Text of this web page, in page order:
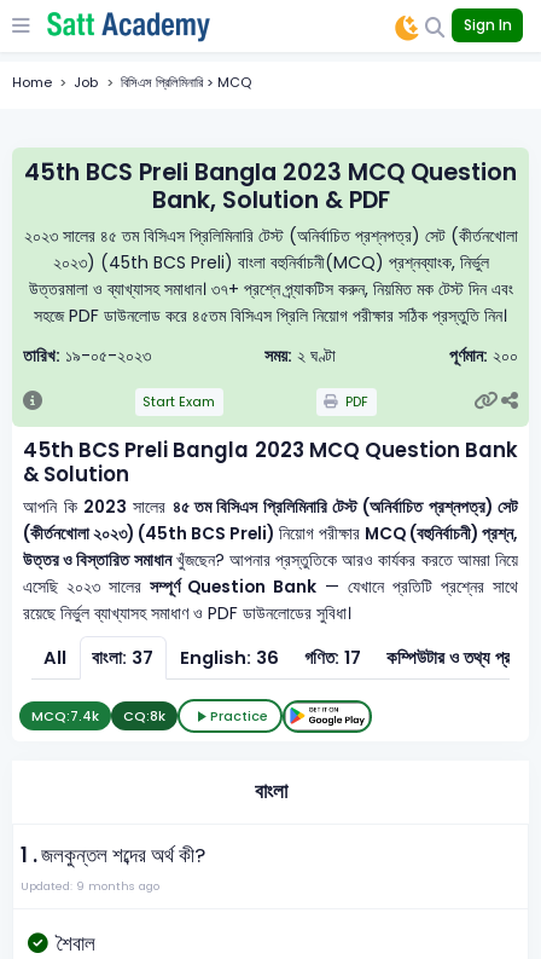
Sign In
Home Job বিসিএস প্রিলিমিনারি > MCQ
45th BCS Preli Bangla 2023 MCQ Question
Bank, Solution & PDF
২০২৩ সালের ৪৫ তম বিসিএস প্রিলিমিনারি টেস্ট (অনির্বাচিত প্রশ্নপত্র) সেট (কীর্তনখোলা
২০২৩) (45th BCS Preli) বাংলা বহুনির্বাচনী(MCQ) প্রশ্নব্যাংক, নির্ভুল
উত্তরমালা ও ব্যাখ্যাসহ সমাধান। ৩৭+ প্রশ্নে প্র্যাকটিস করুন, নিয়মিত মক টেস্ট দিন এবং
সহজে PDF ডাউনলোড করে ৪৫তম বিসিএস প্রিলি নিয়োগ পরীক্ষার সঠিক প্রস্তুতি নিন।
তারিখ: ১৯-০৫-২০২৩ সময়: ২ ঘণ্টা পূর্ণমান: ২০০
Start Exam PDF
45th BCS Preli Bangla 2023 MCQ Question Bank
& Solution
আপনি কি 2023 সালের ৪৫ তম বিসিএস প্রিলিমিনারি টেস্ট (অনির্বাচিত প্রশ্নপত্র) সেট
(কীর্তনখোলা ২০২৩) (45th BCS Preli) নিয়োগ পরীক্ষার MCQ (বহুনির্বাচনী) প্রশ্ন,
উত্তর ও বিস্তারিত সমাধানখুঁজছেন? আপনার প্রস্তুতিকে আরও কার্যকর করতে আমরা নিয়ে
এসেছি ২০২৩ সালেরসম্পূর্ণ Question Bank — যেখানে প্রতিটি প্রশ্নের সাথে
রয়েছে নির্ভুল ব্যাখ্যাসহ সমাধাণ ও PDF ডাউনলোডের সুবিধা।
All বাংলা: 37 English: 36 গণিত: 17 কম্পিউটার
MCQ:7.4k CQ:8k Practice
বাংলা
1 .জলকুন্তল শব্দের অর্থ কী?
Updated: 9 months ago
শৈবাল